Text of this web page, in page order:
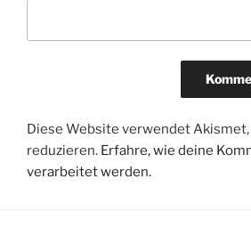
Diese Website verwendet Akismet,
reduzieren. Erfahre, wie deine
verarbeitet werden.